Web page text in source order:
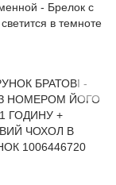
- Брелок с
в темноте